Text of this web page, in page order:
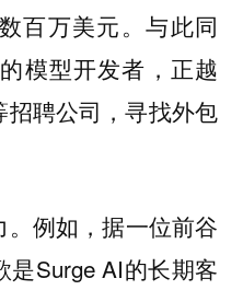
百万美元。与此同
模型开发者，正越
招聘公司，寻找外包
例如，据一位前谷
Surge AI的长期客